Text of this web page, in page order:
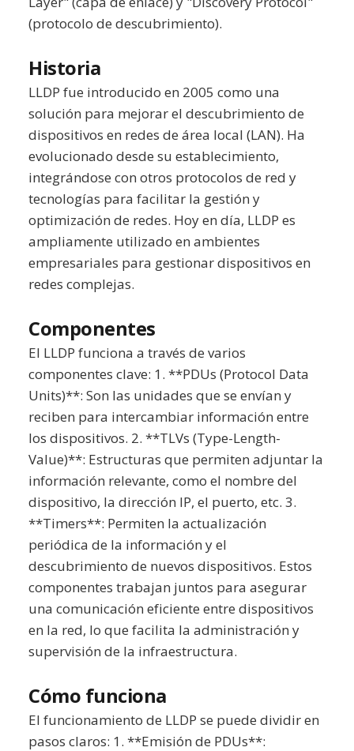
(protocolo de descubrimiento).
Historia
LLDP fue introducido en 2005 como una
solución para mejorar el descubrimiento de
dispositivos en redes de área local (LAN). Ha
evolucionado desde su establecimiento,
integrándose con otros protocolos de red y
tecnologías para facilitar la gestión y
optimización de redes. Hoy en día, LLDP es
ampliamente utilizado en ambientes
empresariales para gestionar dispositivos en
redes complejas.
Componentes
El LLDP funciona a través de varios
componentes clave: 1. **PDUs (Protocol Data
Units)**: Son las unidades que se envían y
reciben para intercambiar información entre
los dispositivos. 2. **TLVs (Type-Length-
Value)**: Estructuras que permiten adjuntar la
información relevante, como el nombre del
dispositivo, la dirección IP, el puerto, etc. 3.
**Timers**: Permiten la actualización
periódica de la información y el
descubrimiento de nuevos dispositivos. Estos
componentes trabajan juntos para asegurar
una comunicación eficiente entre dispositivos
en la red, lo que facilita la administración y
supervisión de la infraestructura.
Cómo funciona
El funcionamiento de LLDP se puede dividir en
pasos claros: 1. **Emisión de PDUs**: